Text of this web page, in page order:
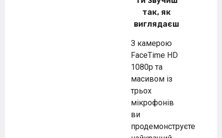
так, як
виглядаєш
З камерою
FaceTime HD
1080p та
масивом із
трьох
мікрофонів
ви
продемонструєте